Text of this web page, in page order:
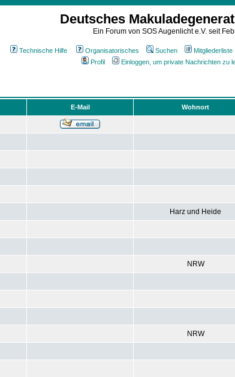
Deutsches
Ein Forum von SOS Augenlicht e.V. seit
Technische Hilfe Organisatorisches Suchen Mitgliederliste
Profil
Einloggen, um private Nachrichten zu
E-Mail Wohnort
Harz und Heide
NRW
NRW